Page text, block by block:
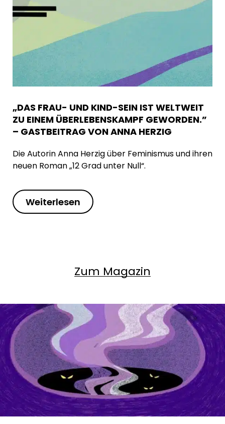
„DAS FRAU- UND KIND-SEIN IST WELTWEIT
ZU EINEM ÜBERLEBENSKAMPF GEWORDEN.”
– GASTBEITRAG VON ANNA HERZIG
Die Autorin Anna Herzig über Feminismus und ihren
neuen Roman „12 Grad unter Null“.
Weiterlesen
Zum Magazin